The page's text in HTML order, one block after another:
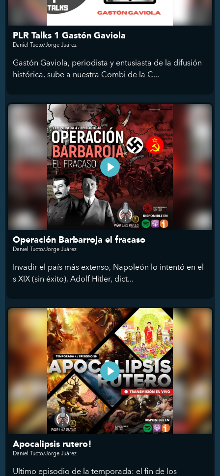
PLR Talks 1 Gastón Gaviola
Daniel Tucto/Jorge Juárez
Gastón Gaviola, periodista y entusiasta de la difusión
histórica, sube a nuestra Combi de la C...
Operación Barbarroja el fracaso
Daniel Tucto/Jorge Juárez
Invadir el país más extenso, Napoleón lo intentó en el
s XIX (sin éxito), Adolf Hitler, dict...
Apocalipsis rutero!
Daniel Tucto/Jorge Juárez
Ultimo episodio de la temporada: el fin de los